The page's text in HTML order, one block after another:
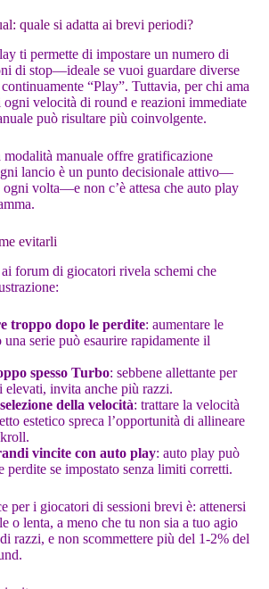
quale si adatta ai brevi periodi?
ti permette di impostare un numero di
di stop—ideale se vuoi guardare diverse
“Play”. Tuttavia, per chi ama
ogni velocità di round e reazioni immediate
può risultare più coinvolgente.
manuale offre gratificazione
lancio è un punto decisionale attivo—
volta—e non c’è attesa che auto play
evitarli
forum di giocatori rivela schemi che
troppo dopo le perdite: aumentare le
una serie può esaurire rapidamente il
spesso Turbo: sebbene allettante per
invita anche più razzi.
della velocità: trattare la velocità
estetico spreca l’opportunità di allineare
vincite con auto play: auto play può
perdite se impostato senza limiti corretti.
per i giocatori di sessioni brevi è: attenersi
o lenta, a meno che tu non sia a tuo agio
razzi, e non scommettere più del 1-2% del